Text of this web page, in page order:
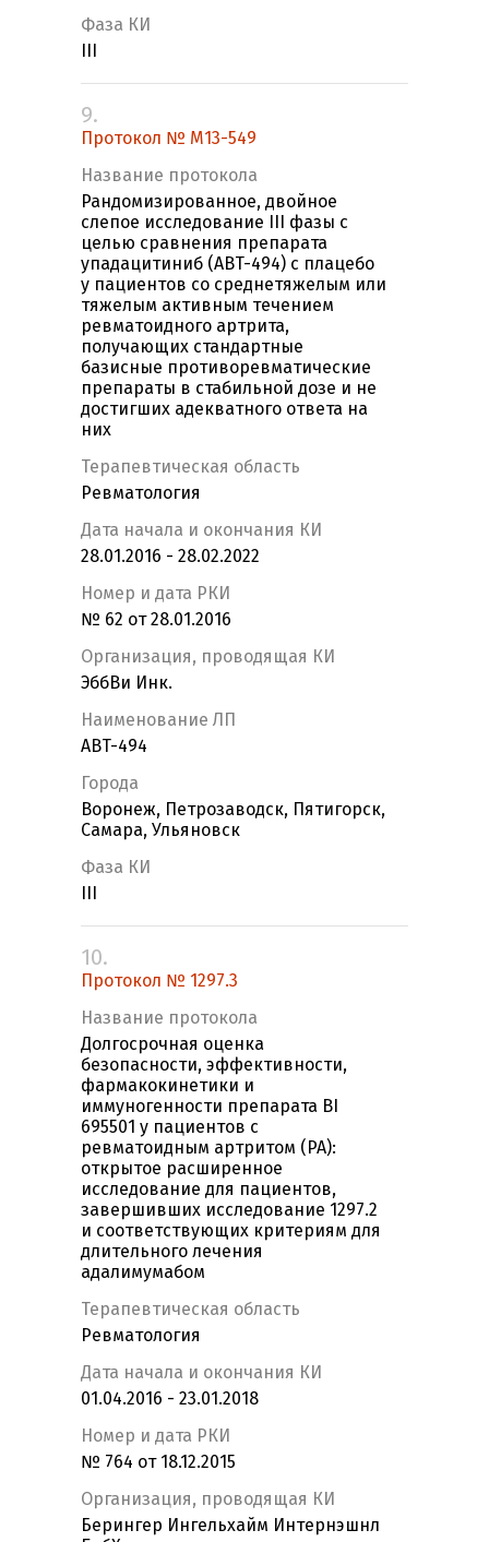
Фаза КИ
9.
Протокол № M13-549
Название протокола
Рандомизированное, двойное
слепое исследование III фазы с
целью сравнения препарата
упадацитиниб (ABT-494) с плацебо
у пациентов со среднетяжелым или
тяжелым активным течением
ревматоидного артрита,
получающих стандартные
базисные противоревматические
препараты в стабильной дозе и не
достигших адекватного ответа на
них
Терапевтическая область
Ревматология
Дата начала и окончания КИ
28.01.2016 - 28.02.2022
Номер и дата РКИ
№ 62 от 28.01.2016
Организация, проводящая КИ
ЭббВи Инк.
Наименование ЛП
ABT-494
Города
Воронеж, Петрозаводск, Пятигорск,
Самара, Ульяновск
Фаза КИ
10.
Протокол № 1297.3
Название протокола
Долгосрочная оценка
безопасности, эффективности,
фармакокинетики и
иммуногенности препарата BI
695501 у пациентов с
ревматоидным артритом (РА):
открытое расширенное
исследование для пациентов,
завершивших исследование 1297.2
и соответствующих критериям для
длительного лечения
адалимумабом
Терапевтическая область
Ревматология
Дата начала и окончания КИ
01.04.2016 - 23.01.2018
Номер и дата РКИ
№ 764 от 18.12.2015
Организация, проводящая КИ
Берингер Ингельхайм Интернэшнл